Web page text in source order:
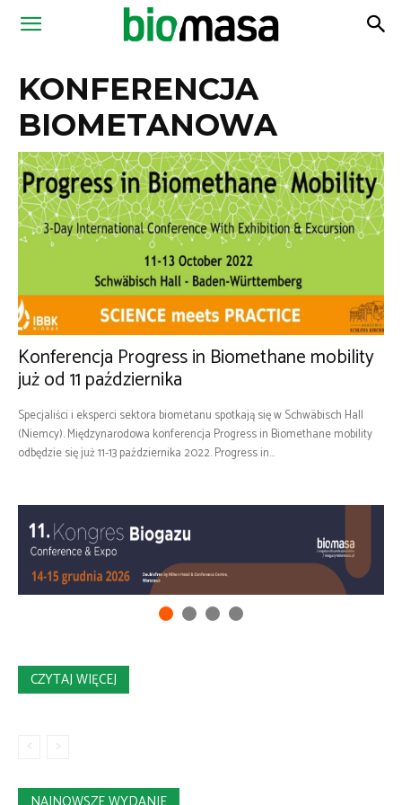
Magazyn
KONFERENCJA
BIOMETANOWA
Konferencja Progress in Biomethane mobility
już od 11 października
Specjaliści i eksperci sektora biometanu spotkają się w Schwäbisch Hall
(Niemcy). Międzynarodowa konferencja Progress in Biomethane mobility
odbędzie się już 11-13 października 2022. Progress in...
CZYTAJ WIĘCEJ